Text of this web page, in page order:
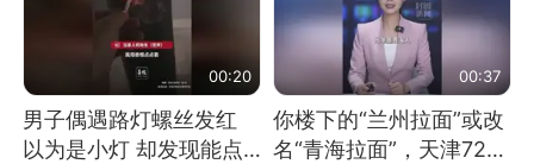
00:20
男子偶遇路灯螺丝发红
以为是小灯 却发现能点
00:37
你楼下的“兰州拉面”或改
名“青海拉面”，天津72家